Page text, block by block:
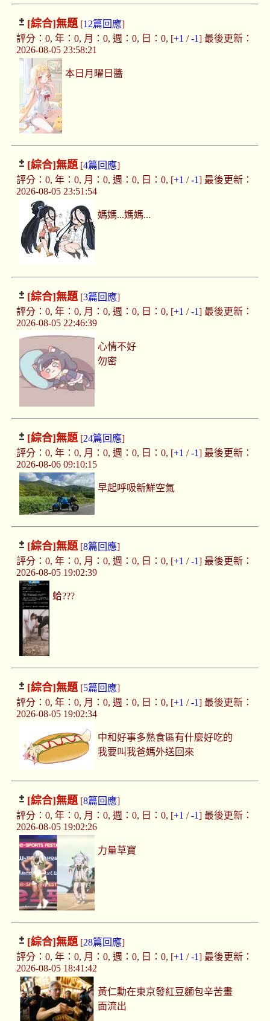
[綜合]無題[12篇回應]
評分：0, 年：0, 月：0, 週：0, 日：0, [+1 /-1] 最後更新：
2026-08-05 23:58:21
本日月曜日醬
[綜合]無題[4篇回應]
評分：0, 年：0, 月：0, 週：0, 日：0, [+1 /-1] 最後更新：
2026-08-05 23:51:54
媽媽...媽媽...
[綜合]無題[3篇回應]
評分：0, 年：0, 月：0, 週：0, 日：0, [+1 /-1] 最後更新：
2026-08-05 22:46:39
心情不好
勿密
[綜合]無題[24篇回應]
評分：0, 年：0, 月：0, 週：0, 日：0, [+1 /-1] 最後更新：
2026-08-06 09:10:15
早起呼吸新鮮空氣
[綜合]無題[8篇回應]
評分：0, 年：0, 月：0, 週：0, 日：0, [+1 /-1] 最後更新：
2026-08-05 19:02:39
蛤???
[綜合]無題[5篇回應]
評分：0, 年：0, 月：0, 週：0, 日：0, [+1 /-1] 最後更新：
2026-08-05 19:02:34
中和好事多熟食區有什麼好吃的
我要叫我爸媽外送回來
[綜合]無題[8篇回應]
評分：0, 年：0, 月：0, 週：0, 日：0, [+1 /-1] 最後更新：
2026-08-05 19:02:26
力量草寶
[綜合]無題[28篇回應]
評分：0, 年：0, 月：0, 週：0, 日：0, [+1 /-1] 最後更新：
2026-08-05 18:41:42
黃仁勳在東京發紅豆麵包辛苦畫
面流出